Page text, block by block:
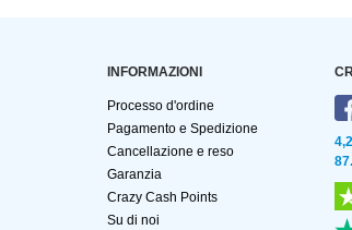
INFORMAZIONI
Processo d'ordine
Pagamento e Spedizione
Cancellazione e reso
Garanzia
Crazy Cash Points
Su di noi